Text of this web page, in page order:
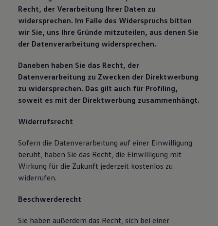
Recht, der Verarbeitung Ihrer Daten zu
widersprechen. Im Falle des Widerspruchs bitten
wir Sie, uns Ihre Gründe mitzuteilen, aus denen Sie
der Datenverarbeitung widersprechen.
Daneben haben Sie das Recht, der
Datenverarbeitung zu Zwecken der Direktwerbung
zu widersprechen. Das gilt auch für Profiling,
soweit es mit der Direktwerbung zusammenhängt.
Widerrufsrecht
Sofern die Datenverarbeitung auf einer Einwilligung
beruht, haben Sie das Recht, die Einwilligung mit
Wirkung für die Zukunft jederzeit kostenlos zu
widerrufen.
Beschwerderecht
Sie haben außerdem das Recht, sich bei einer